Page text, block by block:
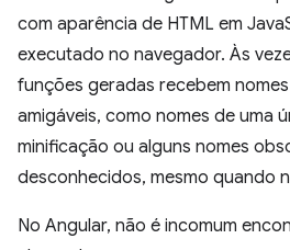
com aparência de HTML em
executado no navegador. Às
funções geradas recebem
amigáveis, como nomes de uma
minificação ou alguns nomes
desconhecidos, mesmo quando
No Angular, não é incomum